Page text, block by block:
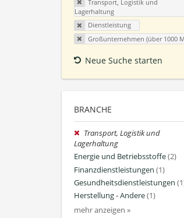
Transport, Logistik und
Lagerhaltung
Dienstleistung
Großunternehmen (über 1000
Neue Suche starten
BRANCHE
Transport, Logistik und
Lagerhaltung
Energie und Betriebsstoffe(2)
Finanzdienstleistungen (1)
Gesundheitsdienstleistungen
Herstellung - Andere(1)
mehr anzeigen »